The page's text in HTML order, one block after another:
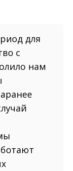
для
с
нам